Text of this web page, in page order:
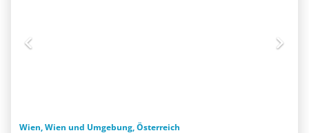
Wien, Wien und Umgebung, Österreich